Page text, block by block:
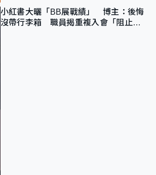
小紅書大曬「BB展戰績」 博主：後悔
沒帶行李箱 職員揭重複入會「阻止唔